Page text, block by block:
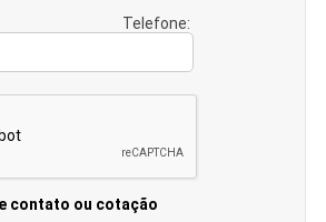
Telefone:
contato ou cotação